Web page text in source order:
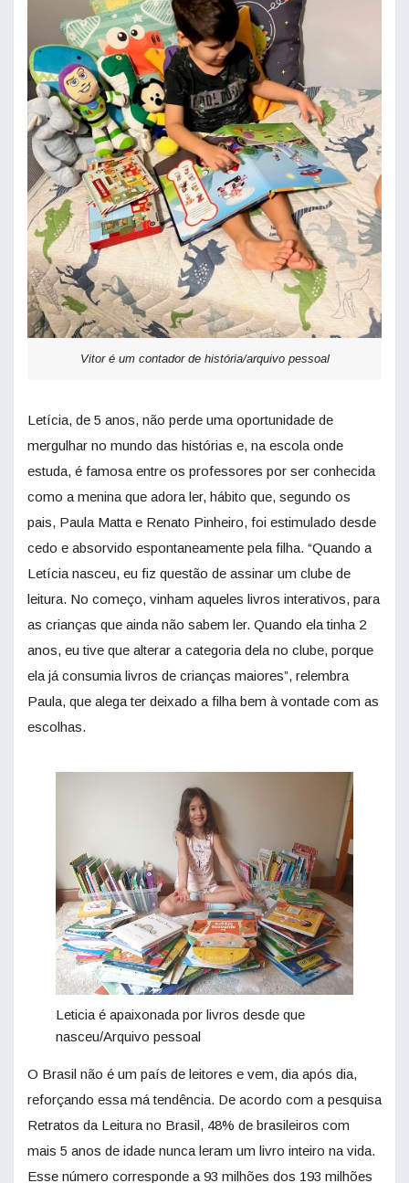
Vitor é um contador de história/arquivo pessoal
Letícia, de 5 anos, não perde uma oportunidade de
mergulhar no mundo das histórias e, na escola onde
estuda, é famosa entre os professores por ser conhecida
como a menina que adora ler, hábito que, segundo os
pais, Paula Matta e Renato Pinheiro, foi estimulado desde
cedo e absorvido espontaneamente pela filha. “Quando a
Letícia nasceu, eu fiz questão de assinar um clube de
leitura. No começo, vinham aqueles livros interativos, para
as crianças que ainda não sabem ler. Quando ela tinha 2
anos, eu tive que alterar a categoria dela no clube, porque
ela já consumia livros de crianças maiores”, relembra
Paula, que alega ter deixado a filha bem à vontade com as
escolhas.
Leticia é apaixonada por livros desde que
nasceu/Arquivo pessoal
O Brasil não é um país de leitores e vem, dia após dia,
reforçando essa má tendência. De acordo com a pesquisa
Retratos da Leitura no Brasil, 48% de brasileiros com
mais 5 anos de idade nunca leram um livro inteiro na vida.
Esse número corresponde a 93 milhões dos 193 milhões